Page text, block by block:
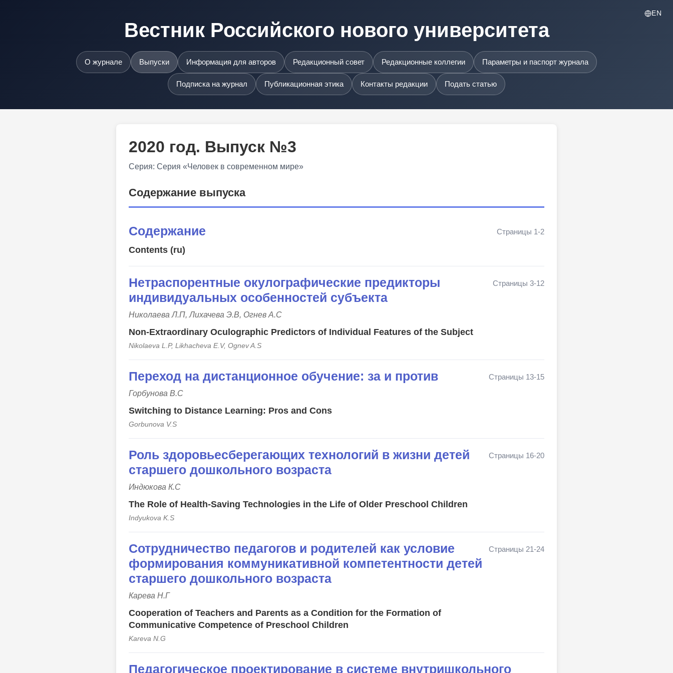
EN
Вестник Российского нового университета
О журнале Выпуски Информация для авторов Редакционный совет Редакционные коллегии Параметры и паспорт журнала
Подписка на журнал Публикационная этика Контакты редакции Подать статью
2020 год. Выпуск №3
Серия: Серия «Человек в современном мире»
Содержание выпуска
Содержание
Contents (ru)
Страницы 1-2
Нетраспорентные окулографические предикторы
индивидуальных особенностей субъекта
Николаева Л.П, Лихачева Э.В, Огнев А.С
Non-Extraordinary Oculographic Predictors of Individual Features of the Subject
Nikolaeva L.P, Likhacheva E.V, Ognev A.S
Страницы 3-12
Переход на дистанционное обучение: за и против
Горбунова В.С
Switching to Distance Learning: Pros and Cons
Gorbunova V.S
Страницы 13-15
Роль здоровьесберегающих технологий в жизни детей
старшего дошкольного возраста
Индюкова К.С
The Role of Health-Saving Technologies in the Life of Older Preschool Children
Indyukova K.S
Страницы 16-20
Сотрудничество педагогов и родителей как условие
формирования коммуникативной компетентности детей
старшего дошкольного возраста
Карева Н.Г
Cooperation of Teachers and Parents as a Condition for the Formation of
Communicative Competence of Preschool Children
Kareva N.G
Страницы 21-24
Педагогическое проектирование в системе внутришкольного